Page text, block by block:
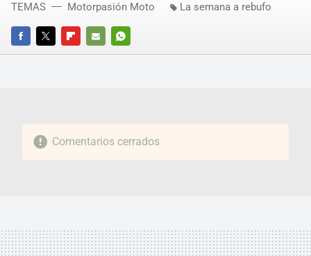
FACEBOOKTWITTERFLIPBOARD
E-
WHATSAPP
TEMAS Motorpasión Moto La semana a rebufo
Comentarios cerrados